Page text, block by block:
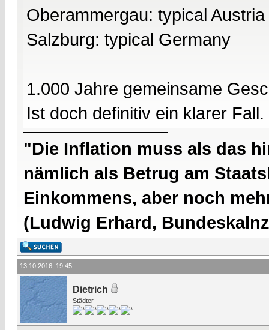
Oberammergau: typical Austria
Salzburg: typical Germany
1.000 Jahre gemeinsame
Ist doch definitiv ein klarer Fall.
"Die Inflation muss als das
nämlich als Betrug am
Einkommens, aber noch
(Ludwig Erhard,
13.10.2016, 19:45
Dietrich
Städter